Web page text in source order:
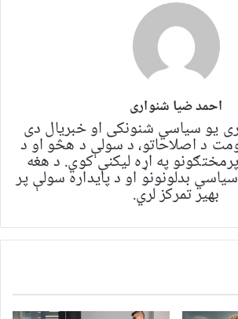
احمد ضیا شنواری
یو سياسي شنونکی او خبریال دی
د اصلاحاتو، د سولې د هڅو او د
په اړه لیکنې کوي. د هغه
بدلونونو او د پایداره سولې پر
بهیر تمرکز لري.